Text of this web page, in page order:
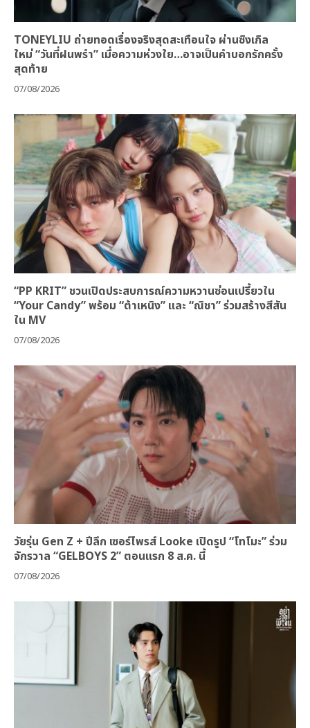
TONEYLIU ถ่ายทอดเรื่องจริงสุดสะเทือนใจ ผ่านซิงเกิล
ใหม่ “วันที่ฝนพรำ” เมื่อความห่วงใย…อาจเป็นคำบอกรักครั้ง
สุดท้าย
07/08/2026
“PP KRIT” ชวนเปิดประสบการณ์ความหวานซ่อนเปรี้ยวใน
“Your Candy” พร้อม “ต้าเหนิง” และ “ณิชา” ร่วมสร้างสีสัน
ใน MV
07/08/2026
วัยรุ่น Gen Z + ปีลึก เซอร์ไพรส์ Looke เปิดรูป “โทโมะ” ร่วม
จักรวาล “GELBOYS 2” ตอนแรก 8 ส.ค. นี้
07/08/2026